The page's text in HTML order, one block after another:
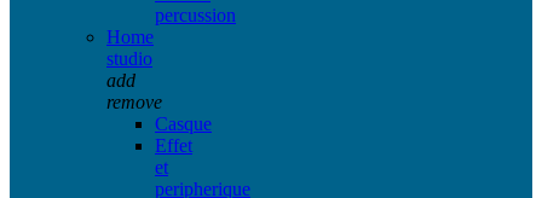
percussion
Home
studio
add
remove
Casque
Effet
et
peripherique